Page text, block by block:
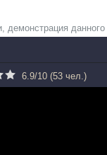
демонстрация
6.9/10 (53 чел.)